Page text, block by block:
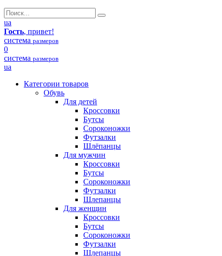
ua
Гость, привет!
система размеров
0
система размеров
ua
Категории товаров
Обувь
Для детей
Кроссовки
Бутсы
Сороконожки
Футзалки
Шлёпанцы
Для мужчин
Кроссовки
Бутсы
Сороконожки
Футзалки
Шлепанцы
Для женщин
Кроссовки
Бутсы
Сороконожки
Футзалки
Шлепанцы